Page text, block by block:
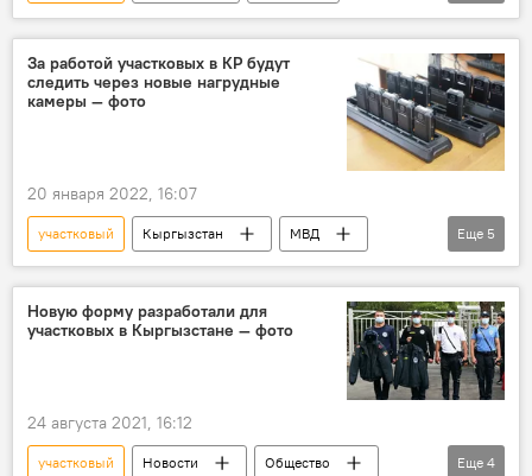
милиция
планшеты
За работой участковых в КР будут
следить через новые нагрудные
камеры — фото
20 января 2022, 16:07
участковый Кыргызстан
МВД
информация
камера
система
отслеживание
Улан Ниязбеков
Еще 5
Новую форму разработали для
участковых в Кыргызстане — фото
24 августа 2021, 16:12
участковый Новости
Общество
Еще 4